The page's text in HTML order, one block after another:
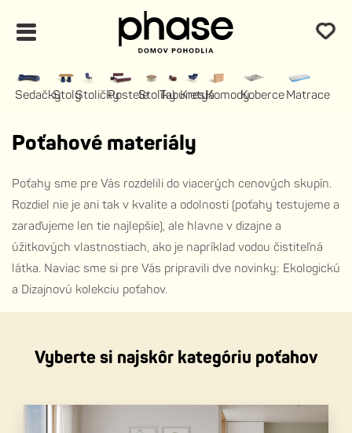
SedačkyStolyStoličkyPosteleStolíkyTaburety
KresláKomodyKoberceMatrace
Poťahové materiály
Poťahy sme pre Vás rozdelili do viacerých cenových skupín.
Rozdiel nie je ani tak v kvalite a odolnosti (poťahy testujeme a
zaraďujeme len tie najlepšie), ale hlavne v dizajne a
úžitkových vlastnostiach, ako je napríklad vodou čistiteľná
látka. Naviac sme si pre Vás pripravili dve novinky: Ekologickú
a Dizajnovú kolekciu poťahov.
Vyberte si najskôr kategóriu poťahov